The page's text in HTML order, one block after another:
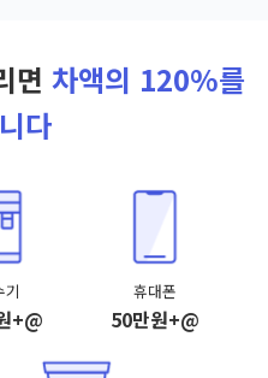
면 차액의 120%를
다
기
+@
휴대폰
50만원+@